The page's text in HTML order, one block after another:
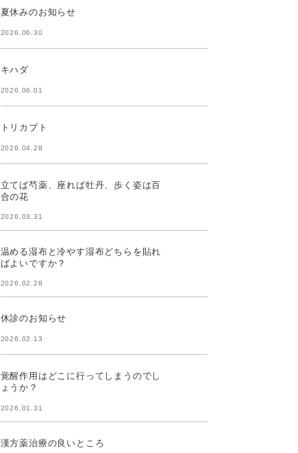
夏休みのお知らせ
2026.06.30
キハダ
2026.06.01
トリカブト
2026.04.28
立てば芍薬、座れば牡丹、歩く姿は百
合の花
2026.03.31
温める湿布と冷やす湿布どちらを貼れ
ばよいですか？
2026.02.28
休診のお知らせ
2026.02.13
覚醒作用はどこに行ってしまうのでし
ょうか？
2026.01.31
漢方薬治療の良いところ